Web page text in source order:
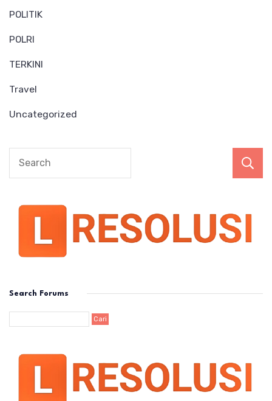
POLITIK
POLRI
TERKINI
Travel
Uncategorized
Search Forums